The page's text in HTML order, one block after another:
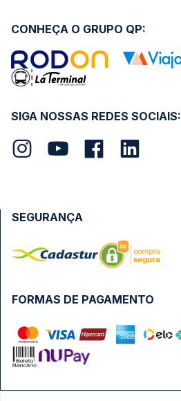
SIGA NOSSAS REDES SOCIAIS:
CONHEÇA O GRUPO QP:
FORMAS DE PAGAMENTO
SEGURANÇA